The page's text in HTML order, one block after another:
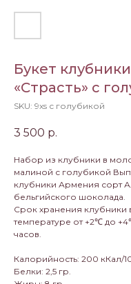
Букет
«Страсть» с
SKU: 9xs с голубикой
3 500 р.
Набор из клубники в
малиной с голубикой
клубники Армения сорт
бельгийского шоколада.
Срок хранения клубники
температуре от +2℃ до
часов.
Калорийность: 200 кКал/
Белки: 2,5 гр.